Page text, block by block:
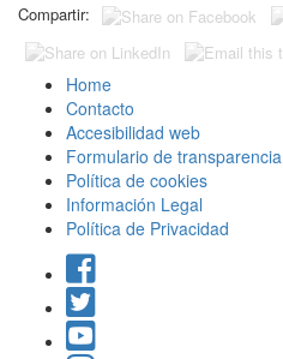
Compartir:
Home
Contacto
Accesibilidad web
Formulario de transparencia
Política de cookies
Información Legal
Política de Privacidad